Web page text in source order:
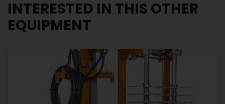
INTERESTED IN THIS OTHER
EQUIPMENT